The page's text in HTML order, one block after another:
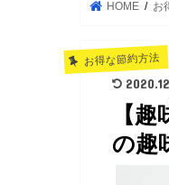
HOME お
お得な節約方法
【
の趣